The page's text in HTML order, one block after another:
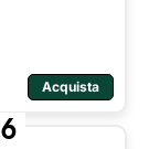
Acquista